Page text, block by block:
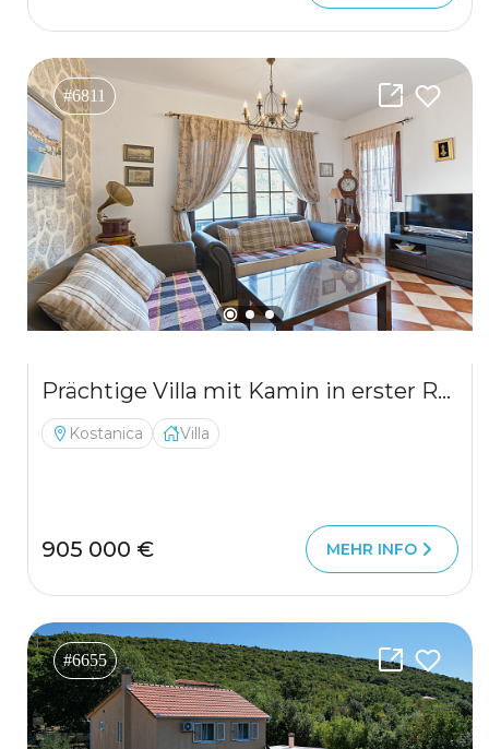
#6811
Prächtige Villa mit Kamin in erster Reihe mit Blick auf die Bucht von Kotor
Kostanica Villa
905 000 € MEHR INFO
#6655